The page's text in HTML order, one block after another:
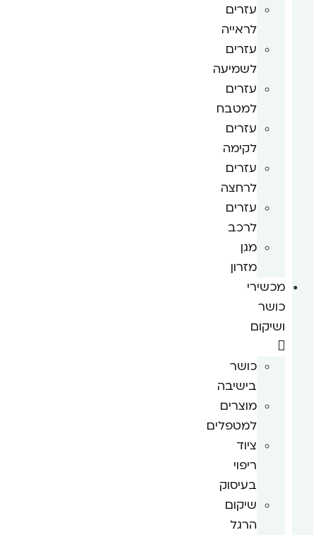
עזרים
לראייה
עזרים
לשמיעה
עזרים
למטבח
עזרים
לקימה
עזרים
לרחצה
עזרים
לרכב
מגן
מזרון
מכשירי
כושר
ושיקום
כושר
בישיבה
מוצרים
למטפלים
ציוד
ריפוי
בעיסוק
שיקום
הרגל